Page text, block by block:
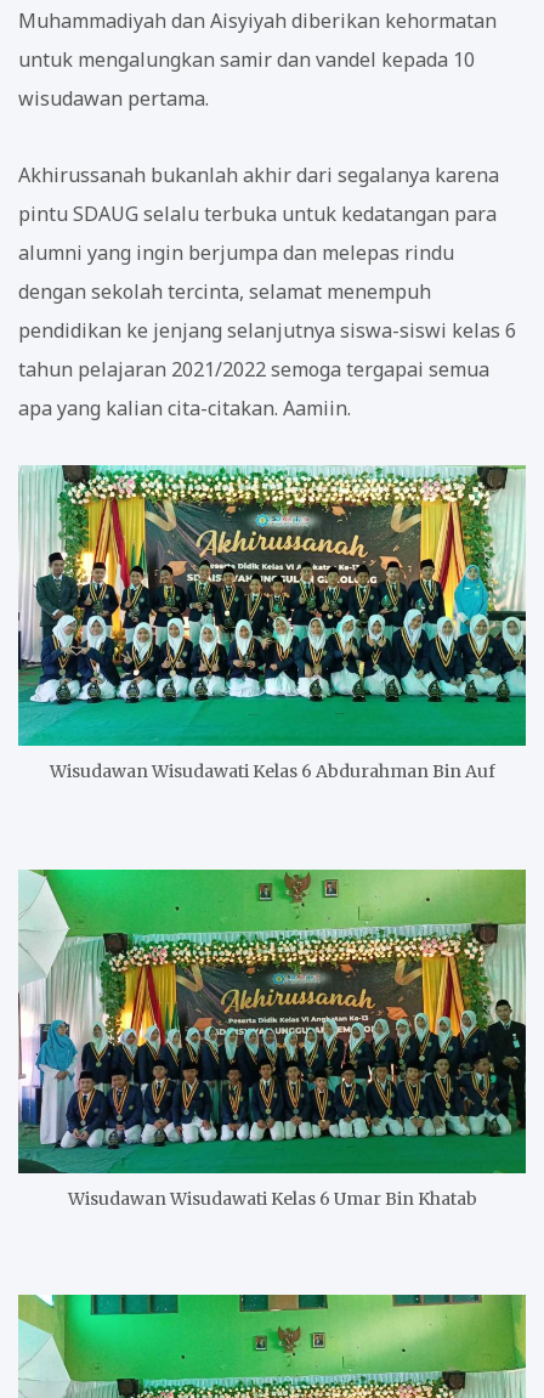
Muhammadiyah dan Aisyiyah diberikan kehormatan
untuk mengalungkan samir dan vandel kepada 10
wisudawan pertama.
Akhirussanah bukanlah akhir dari segalanya karena
pintu SDAUG selalu terbuka untuk kedatangan para
alumni yang ingin berjumpa dan melepas rindu
dengan sekolah tercinta, selamat menempuh
pendidikan ke jenjang selanjutnya siswa-siswi kelas 6
tahun pelajaran 2021/2022 semoga tergapai semua
apa yang kalian cita-citakan. Aamiin.
Wisudawan Wisudawati Kelas 6 Abdurahman Bin Auf
Wisudawan Wisudawati Kelas 6 Umar Bin Khatab